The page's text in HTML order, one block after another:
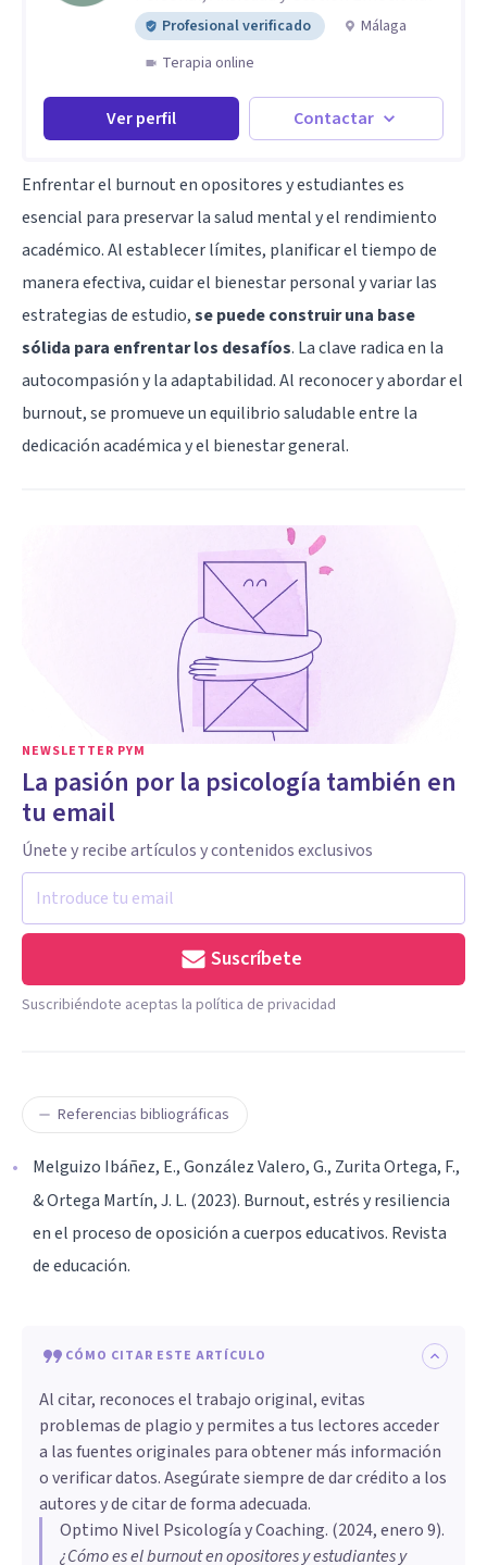
Profesional verificado
Málaga
Terapia online
Ver perfil Contactar
Enfrentar el burnout en opositores y estudiantes es
esencial para preservar la salud mental y el rendimiento
académico. Al establecer límites, planificar el tiempo de
manera efectiva, cuidar el bienestar personal y variar las
estrategias de estudio,se puede construir una base
sólida para enfrentar los desafíos. La clave radica en la
autocompasión y la adaptabilidad. Al reconocer y abordar el
burnout, se promueve un equilibrio saludable entre la
dedicación académica y el bienestar general.
NEWSLETTER PYM
La pasión por la psicología también en
tu email
Únete y recibe artículos y contenidos exclusivos
Suscríbete
Suscribiéndote aceptas la política de privacidad
Referencias bibliográficas
Melguizo Ibáñez, E., González Valero, G., Zurita Ortega, F.,
& Ortega Martín, J. L. (2023). Burnout, estrés y resiliencia
en el proceso de oposición a cuerpos educativos. Revista
de educación.
CÓMO CITAR ESTE ARTÍCULO
Al citar, reconoces el trabajo original, evitas
problemas de plagio y permites a tus lectores acceder
a las fuentes originales para obtener más información
o verificar datos. Asegúrate siempre de dar crédito a los
autores y de citar de forma adecuada.
Optimo Nivel Psicología y Coaching. (2024, enero 9).
¿Cómo es el burnout en opositores y estudiantes y